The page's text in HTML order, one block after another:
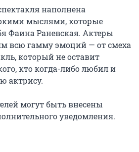
наполнена
мыслями, которые
Фаина Раневская. Актеры
всю гамму эмоций — от смеха
который не оставит
кто когда-либо любил и
актрису.
могут быть внесены
уведомления.